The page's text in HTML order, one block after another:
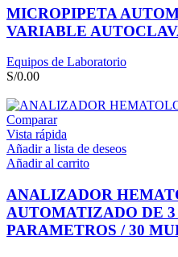
MICROPIPETA
VARIABLE
Equipos de Laboratorio
S/0.00
Comparar
Vista rápida
Añadir a lista de deseos
Añadir al carrito
ANALIZADOR
AUTOMATIZADO DE 3
PARAMETROS / 30